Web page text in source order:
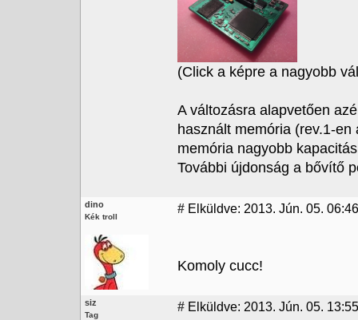
(Click a képre a nagyobb
A változásra alapvetően
használt memória (rev.1-
memória nagyobb
További újdonság a bővítő
dino
Kék troll
# Elküldve: 2013. Jún. 05. 06:46
Komoly cucc!
siz
Tag
# Elküldve: 2013. Jún. 05. 13:55